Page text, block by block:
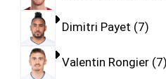
Dimitri Payet 7
Valentin Rongier 7